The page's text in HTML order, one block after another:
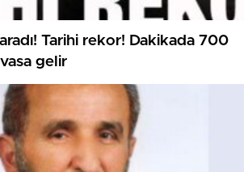
Tarihi rekor! Dakikada 700
gelir